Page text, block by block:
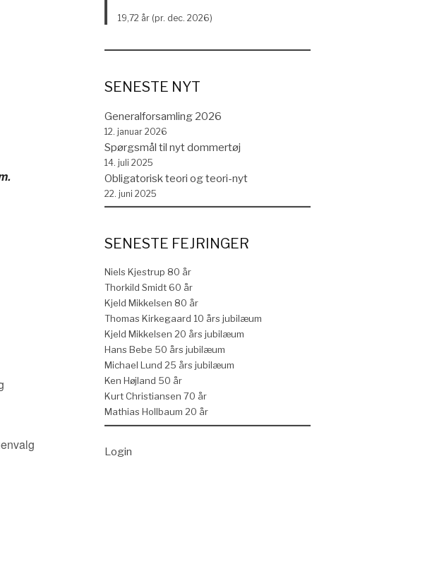
19,72 år (pr. dec. 2026)
SENESTE NYT
Generalforsamling 2026
12. januar 2026
Spørgsmål til nyt dommertøj
14. juli 2025
Obligatorisk teori og teori-nyt
22. juni 2025
SENESTE FEJRINGER
Niels Kjestrup 80 år
Thorkild Smidt 60 år
Kjeld Mikkelsen 80 år
Thomas Kirkegaard 10 års jubilæum
Kjeld Mikkelsen 20 års jubilæum
Hans Bebe 50 års jubilæum
Michael Lund 25 års jubilæum
Ken Højland 50 år
Kurt Christiansen 70 år
Mathias Hollbaum 20 år
Login